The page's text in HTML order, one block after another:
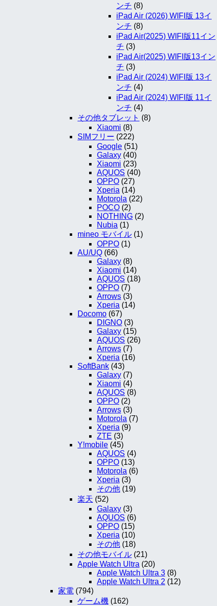
ンチ (8)
iPad Air (2026) WIFI版 13イ
ンチ (8)
iPad Air(2025) WIFI版11イン
チ (3)
iPad Air(2025) WIFI版13イン
チ (3)
iPad Air (2024) WIFI版 13イ
ンチ (4)
iPad Air (2024) WIFI版 11イ
ンチ (4)
その他タブレット (8)
Xiaomi (8)
SIMフリー (222)
Google (51)
Galaxy (40)
Xiaomi (23)
AQUOS (40)
OPPO (27)
Xperia (14)
Motorola (22)
POCO (2)
NOTHING (2)
Nubia (1)
mineo モバイル (1)
OPPO (1)
AU/UQ (66)
Galaxy (8)
Xiaomi (14)
AQUOS (18)
OPPO (7)
Arrows (3)
Xperia (14)
Docomo (67)
DIGNO (3)
Galaxy (15)
AQUOS (26)
Arrows (7)
Xperia (16)
SoftBank (43)
Galaxy (7)
Xiaomi (4)
AQUOS (8)
OPPO (2)
Arrows (3)
Motorola (7)
Xperia (9)
ZTE (3)
Y!mobile (45)
AQUOS (4)
OPPO (13)
Motorola (6)
Xperia (3)
その他 (19)
楽天 (52)
Galaxy (3)
AQUOS (6)
OPPO (15)
Xperia (10)
その他 (18)
その他モバイル (21)
Apple Watch Ultra (20)
Apple Watch Ultra 3 (8)
Apple Watch Ultra 2 (12)
家電 (794)
ゲーム機 (162)